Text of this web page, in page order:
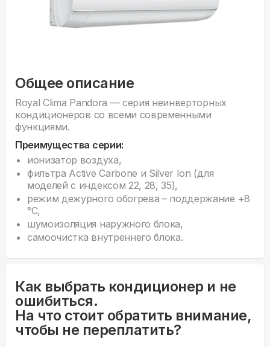
Общее описание
Royal Clima Pandora — серия неинверторных
кондиционеров со всеми современными
функциями.
Преимущества серии:
ионизатор воздуха,
фильтра Active Carbone и Silver Ion (для
моделей с индексом 22, 28, 35),
режим дежурного обогрева – поддержание +8
°С,
шумоизоляция наружного блока,
cамоочистка внутреннего блока.
Как выбрать кондиционер и не
ошибиться.
На что стоит обратить внимание,
чтобы не переплатить?